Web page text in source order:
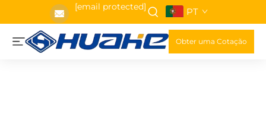
[email protected] PT
Obter uma Cotação